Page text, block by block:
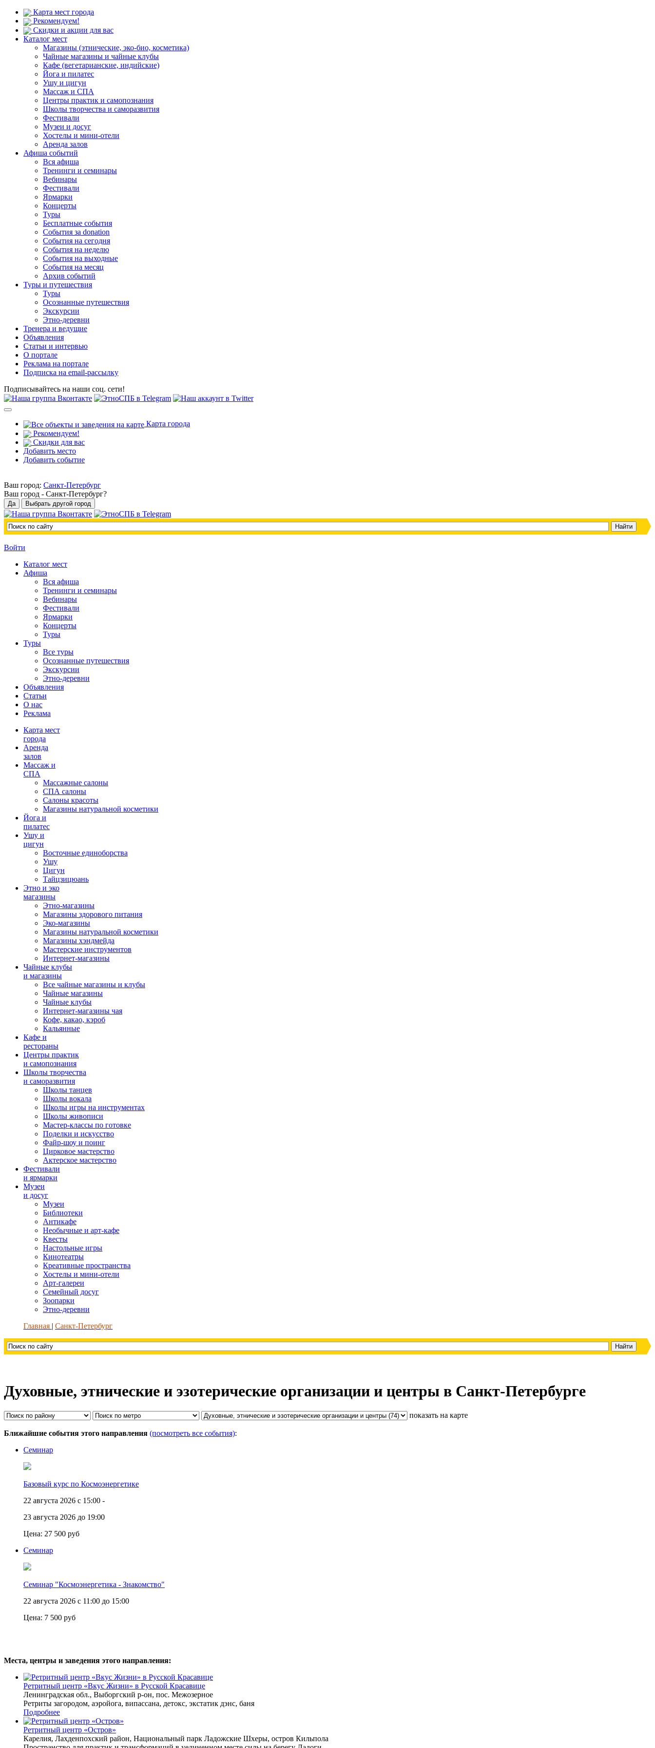
Карта мест города
Рекомендуем!
Скидки и акции для вас
Каталог мест
Магазины (этнические, эко-био, косметика)
Чайные магазины и чайные клубы
Кафе (вегетарианские, индийские)
Йога и пилатес
Ушу и цигун
Массаж и СПА
Центры практик и самопознания
Школы творчества и саморазвития
Фестивали
Музеи и досуг
Хостелы и мини-отели
Аренда залов
Афиша событий
Вся афиша
Тренинги и семинары
Вебинары
Фестивали
Ярмарки
Концерты
Туры
Бесплатные события
События за donation
События на сегодня
События на неделю
События на выходные
События на месяц
Архив событий
Туры и путешествия
Туры
Осознанные путешествия
Экскурсии
Этно-деревни
Тренера и ведущие
Объявления
Статьи и интервью
О портале
Реклама на портале
Подписка на email-рассылку
Подписывайтесь на наши соц. сети!
Карта города
Рекомендуем!
Скидки для вас
Добавить место
Добавить событие
Ваш город: Санкт-Петербург
Ваш город - Санкт-Петербург?
Войти
Каталог мест
Афиша
Вся афиша
Тренинги и семинары
Вебинары
Фестивали
Ярмарки
Концерты
Туры
Туры
Все туры
Осознанные путешествия
Экскурсии
Этно-деревни
Объявления
Статьи
О нас
Реклама
Карта мест
города
Аренда
залов
Массаж и
СПА
Массажные салоны
СПА салоны
Салоны красоты
Магазины натуральной косметики
Йога и
пилатес
Ушу и
цигун
Восточные единоборства
Ушу
Цигун
Тайцзицюань
Этно и эко
магазины
Этно-магазины
Магазины здорового питания
Эко-магазины
Магазины натуральной косметики
Магазины хэндмейда
Мастерские инструментов
Интернет-магазины
Чайные клубы
и магазины
Все чайные магазины и клубы
Чайные магазины
Чайные клубы
Интернет-магазины чая
Кофе, какао, кэроб
Кальянные
Кафе и
рестораны
Центры практик
и самопознания
Школы творчества
и саморазвития
Школы танцев
Школы вокала
Школы игры на инструментах
Школы живописи
Мастер-классы по готовке
Поделки и искусство
Файр-шоу и поинг
Цирковое мастерство
Актерское мастерство
Фестивали
и ярмарки
Музеи
и досуг
Музеи
Библиотеки
Антикафе
Необычные и арт-кафе
Квесты
Настольные игры
Кинотеатры
Креативные пространства
Хостелы и мини-отели
Арт-галереи
Семейный досуг
Зоопарки
Этно-деревни
Главная
Санкт-Петербург
Духовные, этнические и эзотерические организации и центры в Санкт-Петербурге
показать на карте
Ближайшие события этого направления (посмотреть все события):
Семинар
Базовый курс по Космоэнергетике
22 августа 2026 с 15:00 -
23 августа 2026 до 19:00
Цена: 27 500 руб
Семинар
Семинар "Космоэнергетика - Знакомство"
22 августа 2026 с 11:00 до 15:00
Цена: 7 500 руб
Места, центры и заведения этого направления:
Ретритный центр «Вкус Жизни» в Русской Красавице
Ленинградская обл., Выборгский р-он, пос. Межозерное
Ретриты загородом, аэройога, випассана, детокс, экстатик дэнс, баня
Подробнее
Ретритный центр «Остров»
Карелия, Лахденпохский район, Национальный парк Ладожские Шхеры, остров Кильпола